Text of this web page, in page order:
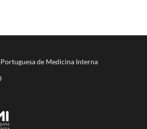
de Medicina Interna